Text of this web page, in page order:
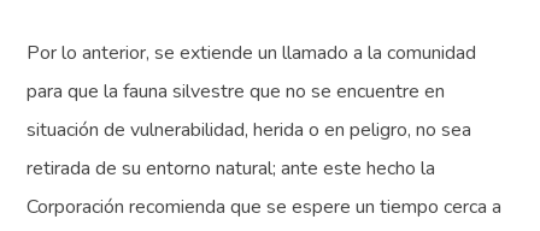
Por lo anterior, se extiende un llamado a la comunidad
para que la fauna silvestre que no se encuentre en
situación de vulnerabilidad, herida o en peligro, no sea
retirada de su entorno natural; ante este hecho la
Corporación recomienda que se espere un tiempo cerca a